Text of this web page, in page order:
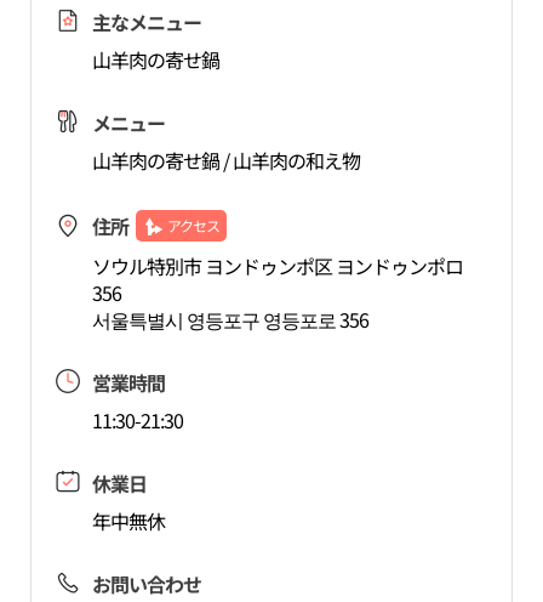
主なメニュー
山羊肉の寄せ鍋
メニュー
山羊肉の寄せ鍋 / 山羊肉の和え物
住所 アクセス
ソウル特別市 ヨンドゥンポ区 ヨンドゥンポロ
356
서울특별시 영등포구 영등포로 356
営業時間
11:30-21:30
休業日
年中無休
お問い合わせ